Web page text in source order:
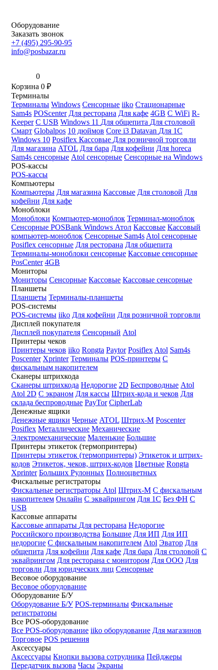
Оборудование
Заказать звонок
+7 (495) 295-90-95
info@posbazar.ru
0
Корзина 0 ₽
Терминалы
Терминалы Windows Сенсорные iiko Стационарные
Sam4s POScenter Для ресторана Для кафе 4GB С WiFi R-
Keeper С USB Windows 11 Для общепита Для столовой
Смарт Globalpos 10 дюймов Core i3 Datavan Для 1С
Windows 10 Posiflex Кассовые Для розничной торговли
Для магазина ATOL Для бара Для кофейни Для horeca
Sam4s сенсорные Atol сенсорные Сенсорные на Windows
POS-кассы
POS-кассы
Компьютеры
Компьютеры Для магазина Кассовые Для столовой Для
кофейни Для кафе
Моноблоки
Моноблоки Компьютер-моноблок Терминал-моноблок
Сенсорные POSBank Windows Атол Кассовые Кассовый
компьютер-моноблок Сенсорные Sam4s Atol сенсорные
Posiflex сенсорные Для ресторана Для общепита
Терминалы-моноблоки сенсорные Кассовые сенсорные
PosCenter 4GB
Мониторы
Мониторы Сенсорные Кассовые Кассовые сенсорные
Планшеты
Планшеты Терминалы-планшеты
POS-системы
POS-системы iiko Для кофейни Для розничной торговли
Дисплей покупателя
Дисплей покупателя Сенсорный Atol
Принтеры чеков
Принтеры чеков iiko Rongta Paytor Posiflex Atol Sam4s
Poscenter Xprinter Терминалы POS-принтеры С
фискальным накопителем
Сканеры штрихкода
Сканеры штрихкода Недорогие 2D Беспроводные Atol
Atol 2D С экраном Для кассы Штрих-кода и чеков Для
склада беспроводные PayTor CipherLab
Денежные ящики
Денежные ящики Черные ATOL Штрих-М Poscenter
Posiflex Металлические Механические
Электромеханические Маленькие Большие
Принтеры этикеток (термопринтеры)
Принтеры этикеток (термопринтеры) Этикеток и штрих-
кодов Этикеток, чеков, штрих-кодов Цветные Rongta
Xprinter Больших Рулонных Полноцветных
Фискальные регистраторы
Фискальные регистраторы Atol Штрих-М С фискальным
накопителем Онлайн С эквайрингом Для 1С Без ФН С
USB
Кассовые аппараты
Кассовые аппараты Для ресторана Недорогие
Российского производства Большие Для ИП Для ИП
недорогие С фискальным накопителем Atol Эватор Для
общепита Для кофейни Для кафе Для бара Для столовой С
эквайрингом Для ресторана с монитором Для ООО Для
торговли Для юридческих лиц Сенсорные
Весовое оборудование
Весовое оборудование
Оборудование Б/У
Оборудование Б/У POS-терминалы Фискальные
регистраторы
Все POS-оборудование
Все POS-оборудование iiko оборудование Для магазинов
Торговое POS решения
Аксессуары
Аксессуары Кнопки вызова сотрудника Пейджеры
Передатчик вызова Часы Экраны